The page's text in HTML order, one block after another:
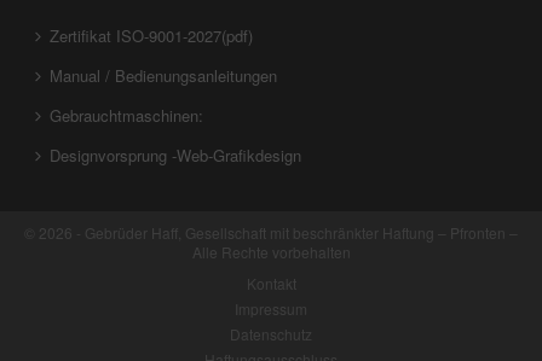
Zertifikat ISO-9001-2027(pdf)
Manual / Bedienungsanleitungen
Gebrauchtmaschinen:
Designvorsprung -Web-Grafikdesign
© 2026 - Gebrüder Haff, Gesellschaft mit beschränkter Haftung – Pfronten –
Alle Rechte vorbehalten
Kontakt
Impressum
Datenschutz